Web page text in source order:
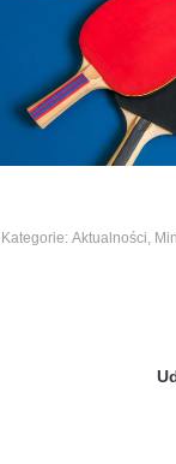
Kategorie: Aktualności